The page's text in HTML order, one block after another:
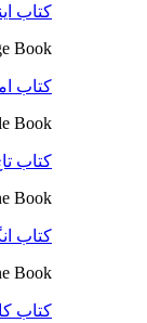
کتاب
Book
کتاب
Book
کتاب
Book
کتاب
Book
کتاب